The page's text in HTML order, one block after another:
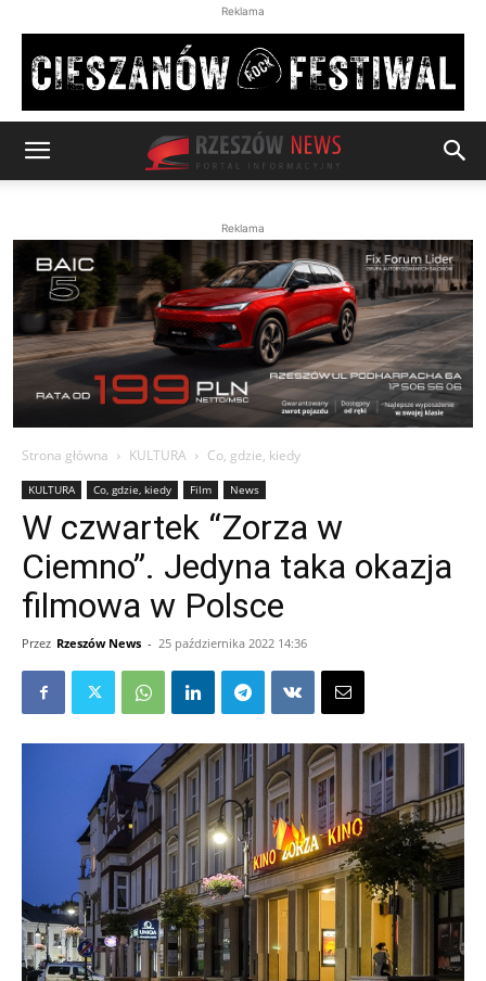
Reklama
Reklama
Strona główna KULTURA Co, gdzie, kiedy
KULTURA Co, gdzie, kiedy Film News
W czwartek “Zorza w
Ciemno”. Jedyna taka okazja
filmowa w Polsce
Przez Rzeszów News - 25 października 2022 14:36